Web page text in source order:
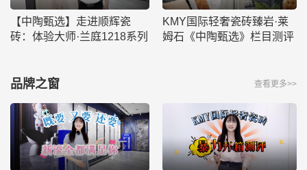
【中陶甄选】走进顺辉瓷
砖：体验大师·兰庭1218系列
KMY国际轻奢瓷砖臻岩·莱
姆石《中陶甄选》栏目测评
品牌之窗 查看更多>>